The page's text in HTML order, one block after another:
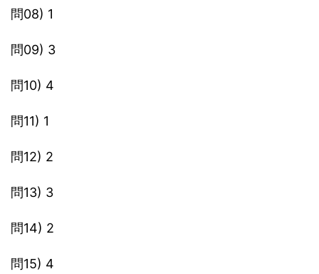
問08) 1
問09) 3
問10) 4
問11) 1
問12) 2
問13) 3
問14) 2
問15) 4